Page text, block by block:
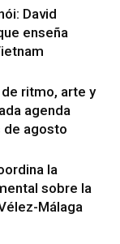
David
enseña
ritmo, arte y
agenda
de agosto
la
sobre la
Málaga